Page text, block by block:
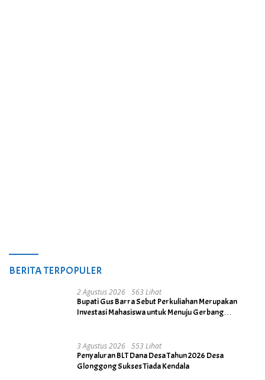
BERITA TERPOPULER
2 Agustus 2026 563 Lihat
Bupati Gus Barra Sebut Perkuliahan Merupakan
Investasi Mahasiswa untuk Menuju Gerbang
3 Agustus 2026 553 Lihat
Penyaluran BLT Dana Desa Tahun 2026 Desa
Glonggong Sukses Tiada Kendala